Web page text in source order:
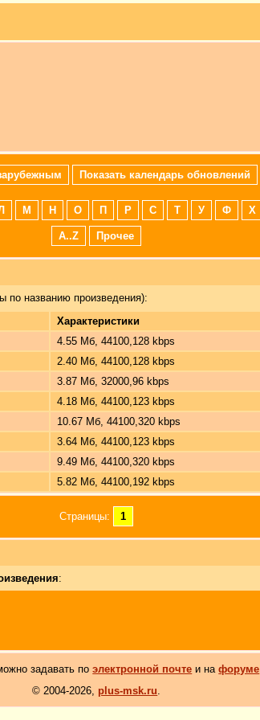
Показать календарь обновлений
М Н О П Р С Т У Ф Х
A..Z Прочее
по названию произведения):
Характеристики
4.55 Мб, 44100,128 kbps
2.40 Мб, 44100,128 kbps
3.87 Мб, 32000,96 kbps
4.18 Мб, 44100,123 kbps
10.67 Мб, 44100,320 kbps
3.64 Мб, 44100,123 kbps
9.49 Мб, 44100,320 kbps
5.82 Мб, 44100,192 kbps
Страницы: 1
:
задавать поэлектронной почте и нафоруме
© 2004-2026, plus-msk.ru